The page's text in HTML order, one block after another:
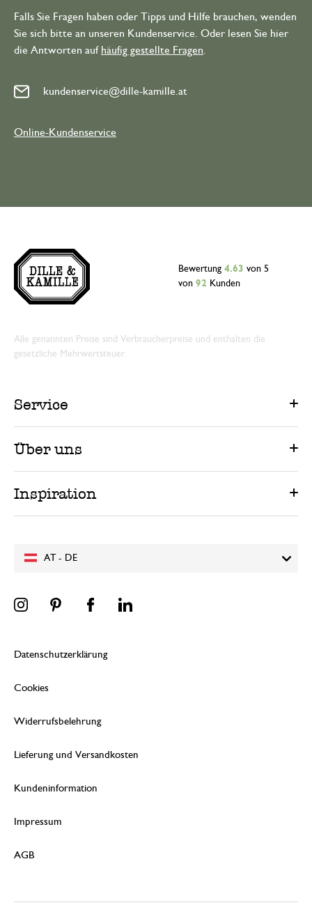
Falls Sie Fragen haben oder Tipps und Hilfe brauchen, wenden
Sie sich bitte an unseren Kundenservice. Oder lesen Sie hier
die Antworten auf häufig gestellte Fragen
kundenservice@dille-kamille.at
Online-Kundenservice
AT - DE
Bewertung 4.63 von 5
von 92 Kunden
Alle genannten Preise sind Verbraucherpreise und enthalten die
gesetzliche Mehrwertsteuer.
Service
Über uns
Inspiration
Datenschutzerklärung
Cookies
Widerrufsbelehrung
Lieferung und Versandkosten
Kundeninformation
Impressum
AGB